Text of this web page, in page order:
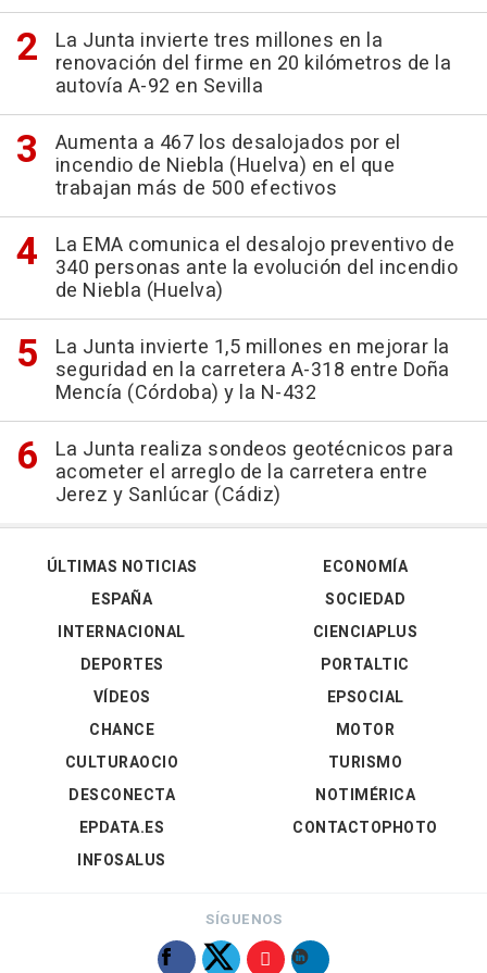
La Junta invierte tres millones en la
renovación del firme en 20 kilómetros de la
autovía A-92 en Sevilla
Aumenta a 467 los desalojados por el
incendio de Niebla (Huelva) en el que
trabajan más de 500 efectivos
La EMA comunica el desalojo preventivo de
340 personas ante la evolución del incendio
de Niebla (Huelva)
La Junta invierte 1,5 millones en mejorar la
seguridad en la carretera A-318 entre Doña
Mencía (Córdoba) y la N-432
La Junta realiza sondeos geotécnicos para
acometer el arreglo de la carretera entre
Jerez y Sanlúcar (Cádiz)
ÚLTIMAS NOTICIAS
ESPAÑA
INTERNACIONAL
DEPORTES
VÍDEOS
ECONOMÍA
SOCIEDAD
CIENCIAPLUS
PORTALTIC
EPSOCIAL
CHANCE
CULTURAOCIO
DESCONECTA
EPDATA.ES
INFOSALUS
MOTOR
TURISMO
NOTIMÉRICA
CONTACTOPHOTO
SÍGUENOS